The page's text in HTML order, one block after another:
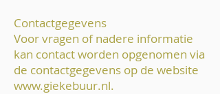
Contactgegevens
Voor vragen of nadere informatie
kan contact worden opgenomen via
de contactgegevens op de website
www.giekebuur.nl.